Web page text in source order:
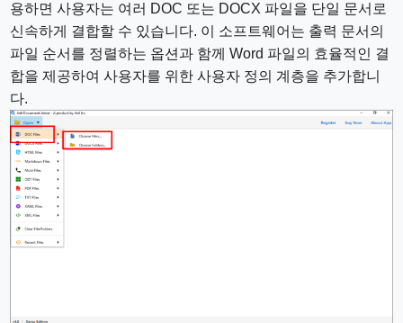
용하면 사용자는 여러 DOC 또는 DOCX 파일을 단일 문서로
신속하게 결합할 수 있습니다. 이 소프트웨어는 출력 문서의
파일 순서를 정렬하는 옵션과 함께 Word 파일의 효율적인 결
합을 제공하여 사용자를 위한 사용자 정의 계층을 추가합니
다.